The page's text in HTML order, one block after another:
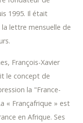
1995. Il était
lettre mensuelle de
François-Xavier
le concept de
la "France-
« Françafrique » est
en Afrique. Ses